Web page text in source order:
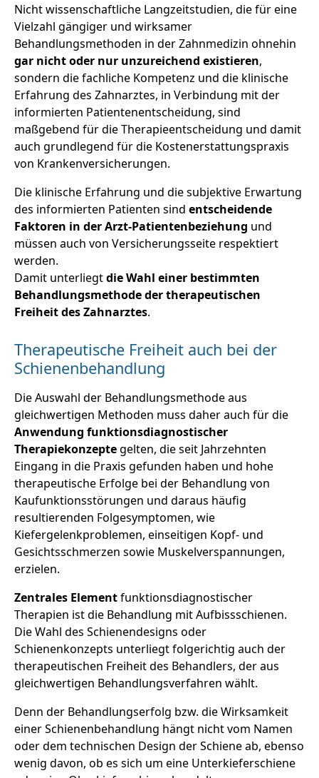
Nicht wissenschaftliche Langzeitstudien, die für eine
Vielzahl gängiger und wirksamer
Behandlungsmethoden in der Zahnmedizin ohnehin
gar nicht oder nur unzureichend existieren,
sondern die fachliche Kompetenz und die klinische
Erfahrung des Zahnarztes, in Verbindung mit der
informierten Patientenentscheidung, sind
maßgebend für die Therapieentscheidung und damit
auch grundlegend für die Kostenerstattungspraxis
von Krankenversicherungen.
Die klinische Erfahrung und die subjektive Erwartung
des informierten Patienten sind entscheidende
Faktoren in der Arzt-Patientenbeziehung und
müssen auch von Versicherungsseite respektiert
werden.
Damit unterliegtdie Wahl einer bestimmten
Behandlungsmethode der therapeutischen
Freiheit des Zahnarztes.
Therapeutische Freiheit auch bei der
Schienenbehandlung
Die Auswahl der Behandlungsmethode aus
gleichwertigen Methoden muss daher auch für die
Anwendung funktionsdiagnostischer
Therapiekonzeptegelten, die seit Jahrzehnten
Eingang in die Praxis gefunden haben und hohe
therapeutische Erfolge bei der Behandlung von
Kaufunktionsstörungen und daraus häufig
resultierenden Folgesymptomen, wie
Kiefergelenkproblemen, einseitigen Kopf- und
Gesichtsschmerzen sowie Muskelverspannungen,
erzielen.
Zentrales Elementfunktionsdiagnostischer
Therapien ist die Behandlung mit Aufbissschienen.
Die Wahl des Schienendesigns oder
Schienenkonzepts unterliegt folgerichtig auch der
therapeutischen Freiheit des Behandlers, der aus
gleichwertigen Behandlungsverfahren wählt.
Denn der Behandlungserfolg bzw. die Wirksamkeit
einer Schienenbehandlung hängt nicht vom Namen
oder dem technischen Design der Schiene ab, ebenso
wenig davon, ob es sich um eine Unterkieferschiene